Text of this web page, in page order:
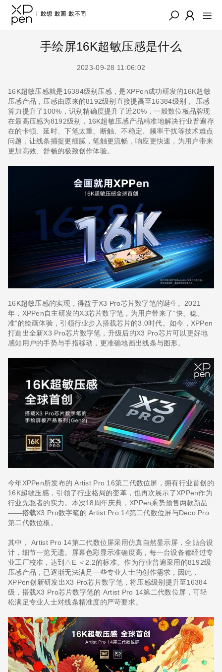
手绘屏16K超敏压感是什么
2023-09-28 11:06:02
16K超敏压感就是16384级别压感，是XPPen成功研发的16K超敏
压感产品，压感由原来的8192级别直接提高至16384级别， 压感
算力提升了100%，识别精确度提升了近20%，一般数位板品牌现
在最高压感为8192级别，16K超敏压感产品精准地解决行业普遍存
在的卡顿、延时、下笔太重、断触、不稳定、频率干扰等技术难点
问题，让线条捕捉更细腻，笔触更流畅，响应更快速，为用户带来
更加高效、舒畅的极致创作体验。
16K超敏压感的实现，得益于X3 Pro芯片数字笔的诞生。2021
年，XPPen自主研发的X3芯片数字笔，为用户带来了“快、稳、
准”的绘画体验，引领行业步入搭载芯片的3.0时代。如今，XPPen
打造出全新X3 Pro芯片数字笔，升级后的X3 Pro芯片可以更好地
感知用户的手势与手指移动，更准确地画出线条与图形。
今年XPPen所发布的 Artist Pro 16第二代数位屏，拥有行业首创的
16K超敏压感，引领了行业格局的变革，也再次展示了XPPen作为
行业先驱者的实力。本次18周年庆典，XPPen乘势预售两款新品
——搭载X3 Pro数字笔的 Artist Pro 14第二代数位屏与Deco Pro
第二代数位板。
其中， Artist Pro 14第二代数位屏采用仿真自然显示屏，全贴合设
计，细节一览无遗。屏幕色彩显示准确度高，每一台设备都经过专
业工厂校准，达到△E ＜2.2的标准。作为行业普遍采用的8192级
压感产品，已逐渐无法满足一些专业人士的创作需求，因此，
XPPen创新研发出X3 Pro芯片数字笔，将压感级别提升至16384
级，搭载X3 Pro芯片数字笔的 Artist Pro 14第二代数位屏，可轻
松满足专业人士对线条精准度的严苛要求。